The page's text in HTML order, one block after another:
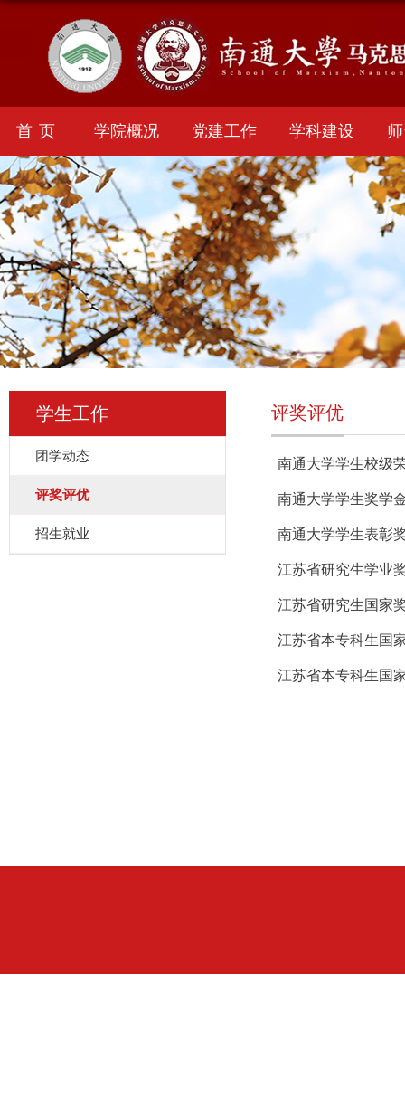
首页 学院概况 党建工作 学科建设
学生工作
团学动态
评奖评优
招生就业
评奖评优
南通大学学生校级
南通大学学生奖学
南通大学学生表彰
江苏省研究生学业
江苏省研究生国家
江苏省本专科生国
江苏省本专科生国